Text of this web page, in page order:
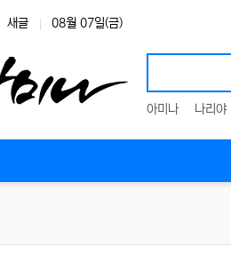
새글 08월 07일(금)
아미나 나리야